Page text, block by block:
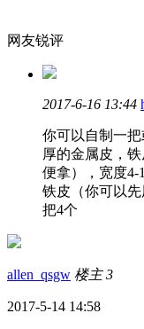
网友锐评
2017-6-16 13:44
你可以自制一
厚的金属皮，
便拿），宽度4-
铁皮（你可以
把4个
allen_qsgw 楼主 3
2017-5-14 14:58